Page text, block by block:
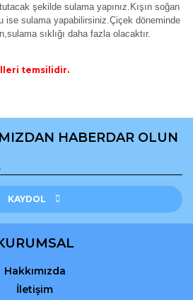
şekilde sulama yapınız.Kışın soğan
ise sulama yapabilirsiniz.Çiçek döneminde
sıklığı daha fazla olacaktır.
temsilidir.
noktaları öneri formunu
teşekkür ederiz.
veya görüntülenemiyor.
bilgiler bulunuyor.
daha pahalı.
HABERDAR OLUN
KAYDOL
Hakkımızda
İletişim